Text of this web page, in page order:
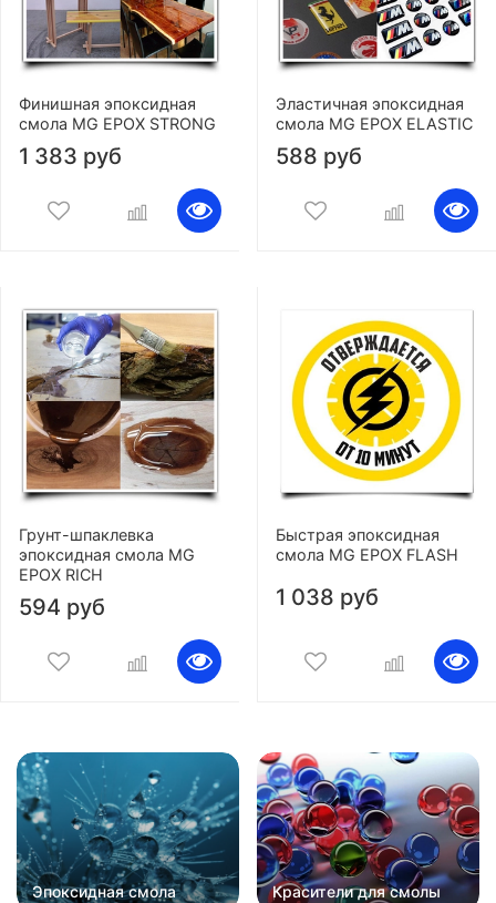
Финишная эпоксидная
смола MG EPOX STRONG
1 383 руб
Эластичная эпоксидная
смола MG EPOX ELASTIC
588 руб
Грунт-шпаклевка
эпоксидная смола MG
EPOX RICH
594 руб
Быстрая эпоксидная
смола MG EPOX FLASH
1 038 руб
Эпоксидная смола Красители для смолы